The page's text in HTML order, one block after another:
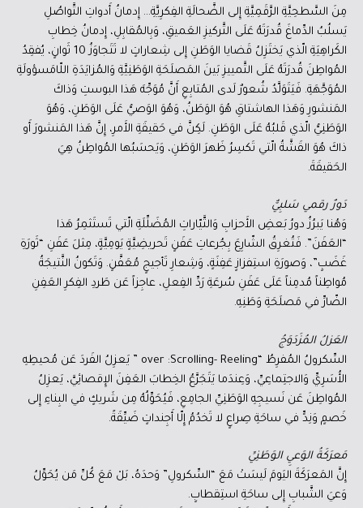
مِنَ السَّطحِيَّةِ الرَّقَمِيَّةِ إِلى الضَّحالَةِ الفِكرِيَّةِ… إِدمانُ أَدواتِ التَّواصُلِ
يَسلُبُ الدِّماغَ قُدرَتَهُ عَلَى التَّركيزِ العَميقِ، وَبِالمُقابِلِ، إِدمانُ خِطابِ
الكَراهِيَةِ الّذي يَختَزِلُ قَضايا الوَطَنِ إِلى شِعاراتٍ لا تَتَجاوَزُ 10 ثَوانٍ، يُفقِدُ
المُواطِنَ قُدرَتَهُ عَلَى التَّمييزِ بَينَ المَصلَحَةِ الوَطَنِيَّةِ وَالمُزايَدَةِ اللّامَسؤولَةِ
المُوَجَّهَةِ. فَيَتَوَلَّدُ شُعورٌ لَدى المُتابِعِ أَنَّ مُوَجِّهَ هَذا البوستِ وَذاكَ
المَنشورِ وَهَذا الهاشتاقِ هُوَ الوَطَنُ، وَهُوَ الوَصيُّ عَلَى الوَطَنِ، وَهُوَ
الوَطَنِيُّ الّذي قَلبُهُ عَلَى الوَطَنِ. لَكِنَّ في حَقيقَةِ الأَمرِ، إِنَّ هَذا المَنشورَ أَو
ذاكَ هُوَ القَشَّةُ الّتي تَكسِرُ ظَهرَ الوَطَنِ، وَيَحسَبُها المُواطِنُ هِيَ
الحَقيقَةَ.
دَورٌ رقمي سَلبِيٌّ
وَهُنا يَبرُزُ دورُ بَعضِ الأَحزابِ وَالتَّيّاراتِ المُضَلِّلَةِ الّتي تَستَثمِرُ هَذا
“العَفَنَ”. فَتُغرِقُ الشّارِعَ بِجُرعاتِ عَفَنٍ تَحريضِيَّةٍ يَومِيَّةٍ، مِثلَ عَفَنِ “ثَورَةِ
غَضَبٍ”، وَصورَةِ استِفزازٍ عَفِنَةٍ، وَشِعارِ تَأجيجٍ مُعَفَّنٍ. وَتَكونُ النَّتيجَةُ
مُواطِناً مُدمِناً عَلَى عَفَنِ سُرعَةِ رَدِّ الفِعلِ، عاجِزاً عَن طَردِ الفِكرِ العَفِنِ
الضّارِّ في مَصلَحَةِ وَطَنِهِ.
العَزلُ المُزَدَوَجُ
السِّكرولُ المُفرِطُ “over :Scrolling- Reeling ” يَعزِلُ الفَردَ عَن مُحيطِهِ
الأُسَرِيِّ وَالاجتِماعِيِّ، وَعِندَما يَتَجَرَّعُ الخِطابَ العَفِنَ الإِقصائِيَّ، يَعزِلُ
المُواطِنَ عَن نَسيجِهِ الوَطَنِيِّ الجامِعِ، فَيُحَوِّلُهُ مِن شَريكٍ في البِناءِ إِلى
خَصمٍ وَنِدٍّ في ساحَةِ صِراعٍ لا تَخدُمُ إِلّا أَجِنداتٍ ضَيِّقَةً.
مَعرَكَةُ الوَعيِ الوَطَنِيِّ
إِنَّ المَعرَكَةَ اليَومَ لَيسَتْ مَعَ “السِّكرولِ” وَحدَهُ، بَلْ مَعَ كُلِّ مَن يُحَوِّلُ
وَعيَ الشَّبابِ إِلى ساحَةِ استِقطابٍ.